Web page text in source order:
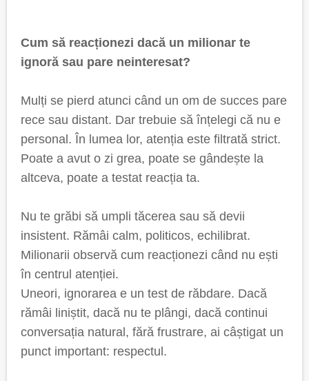
Cum să reacționezi dacă un milionar te
ignoră sau pare neinteresat?
Mulți se pierd atunci când un om de succes pare
rece sau distant. Dar trebuie să înțelegi că nu e
personal. În lumea lor, atenția este filtrată strict.
Poate a avut o zi grea, poate se gândește la
altceva, poate a testat reacția ta.
Nu te grăbi să umpli tăcerea sau să devii
insistent. Rămâi calm, politicos, echilibrat.
Milionarii observă cum reacționezi când nu ești
în centrul atenției.
Uneori, ignorarea e un test de răbdare. Dacă
rămâi liniștit, dacă nu te plângi, dacă continui
conversația natural, fără frustrare, ai câștigat un
punct important: respectul.